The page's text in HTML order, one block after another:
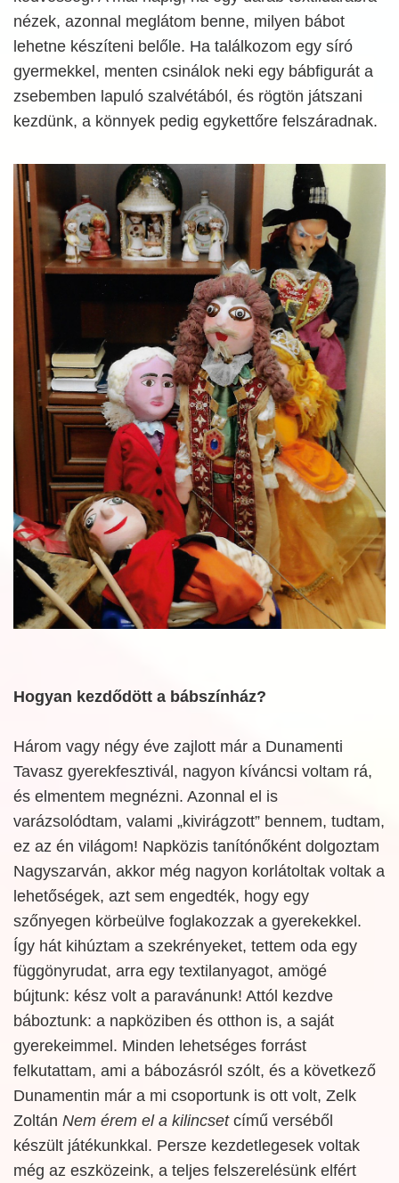
nézek, azonnal meglátom benne, milyen bábot
lehetne készíteni belőle. Ha találkozom egy síró
gyermekkel, menten csinálok neki egy bábfigurát a
zsebemben lapuló szalvétából, és rögtön játszani
kezdünk, a könnyek pedig egykettőre felszáradnak.
Hogyan kezdődött a bábszínház?
Három vagy négy éve zajlott már a Dunamenti
Tavasz gyerekfesztivál, nagyon kíváncsi voltam rá,
és elmentem megnézni. Azonnal el is
varázsolódtam, valami „kivirágzott” bennem, tudtam,
ez az én világom! Napközis tanítónőként dolgoztam
Nagyszarván, akkor még nagyon korlátoltak voltak a
lehetőségek, azt sem engedték, hogy egy
szőnyegen körbeülve foglakozzak a gyerekekkel.
Így hát kihúztam a szekrényeket, tettem oda egy
függönyrudat, arra egy textilanyagot, amögé
bújtunk: kész volt a paravánunk! Attól kezdve
báboztunk: a napköziben és otthon is, a saját
gyerekeimmel. Minden lehetséges forrást
felkutattam, ami a bábozásról szólt, és a következő
Dunamentin már a mi csoportunk is ott volt, Zelk
Zoltán Nem érem el a kilincsetcímű verséből
készült játékunkkal. Persze kezdetlegesek voltak
még az eszközeink, a teljes felszerelésünk elfért